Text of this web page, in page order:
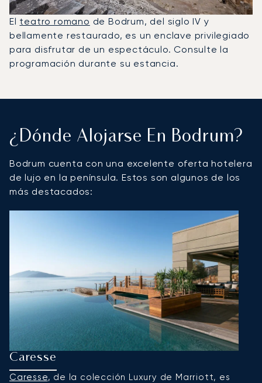
El teatro romano de Bodrum, del siglo IV y
bellamente restaurado, es un enclave privilegiado
para disfrutar de un espectáculo. Consulte la
programación durante su estancia.
¿Dónde Alojarse En Bodrum?
Bodrum cuenta con una excelente oferta hotelera
de lujo en la península. Estos son algunos de los
más destacados:
Caresse
Caresse, de la colección Luxury de Marriott, es